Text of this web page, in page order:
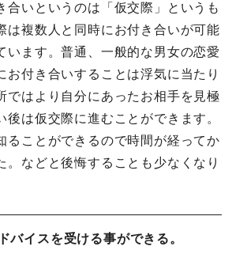
合いというのは「仮交際」というも
は複数人と同時にお付き合いが可能
います。普通、一般的な男女の恋愛
お付き合いすることは浮気に当たり
ではより自分にあったお相手を見極
後は仮交際に進むことができます。
ることができるので時間が経ってか
。などと後悔することも少なくなり
バイスを受ける事ができる。